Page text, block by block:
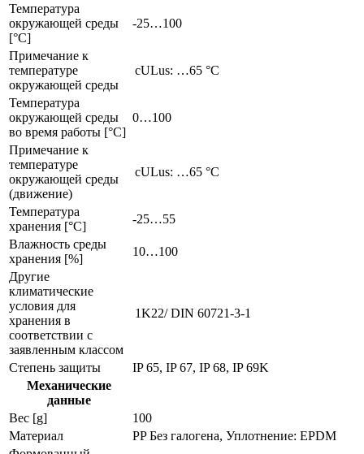
Температура
окружающей среды
[°C]
-25…100
Примечание к
температуре
окружающей среды
cULus: …65 °C
Температура
окружающей среды
во время работы [°C]
0…100
Примечание к
температуре
окружающей среды
(движение)
cULus: …65 °C
Температура
хранения [°C]
-25…55
Влажность среды
хранения [%]
10…100
Другие
климатические
условия для
хранения в
соответствии с
заявленным классом
1K22/ DIN 60721-3-1
Степень защиты
IP 65, IP 67, IP 68, IP 69K
Механические
данные
Вес [g]
100
Материал
PP Без галогена, Уплотнение: EPDM